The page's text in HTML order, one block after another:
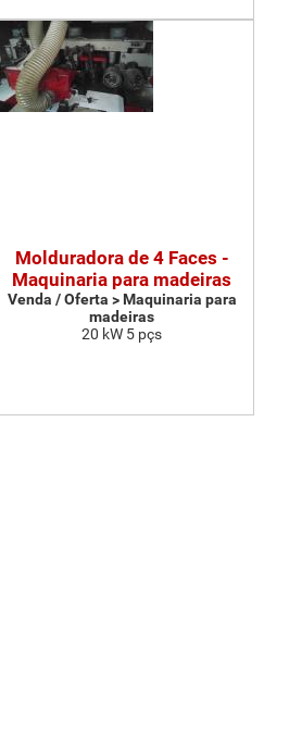
Molduradora de 4 Faces -
Maquinaria para madeiras
Venda / Oferta > Maquinaria para
madeiras
20 kW 5 pçs